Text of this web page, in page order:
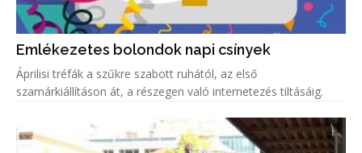
Emlékezetes bolondok napi csínyek
Áprilisi tréfák a szűkre szabott ruhától, az első
szamárkiállításon át, a részegen való internetezés tiltásáig.